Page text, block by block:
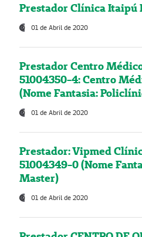
Prestador Clínica Itaipú
01 de Abril de 2020
Prestador Centro
51004350-4: Centro
(Nome Fantasia:
01 de Abril de 2020
Prestador: Vipmed
51004349-0 (Nome
Master)
01 de Abril de 2020